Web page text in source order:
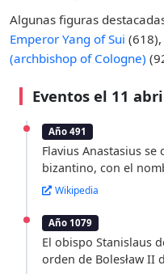
Algunas figuras
Emperor Yang of Sui (618),
(archbishop of Cologne)
Eventos el 11
Año 491
Flavius Anastasius
bizantino, con el
Wikipedia
Año 1079
El obispo Stanislaus
orden de Bolesław II